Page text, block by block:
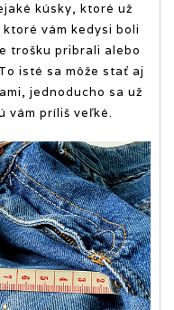
kúsky, ktoré už
vám kedysi boli
trošku pribrali alebo
isté sa môže stať aj
jednoducho sa už
vám príliš veľké.